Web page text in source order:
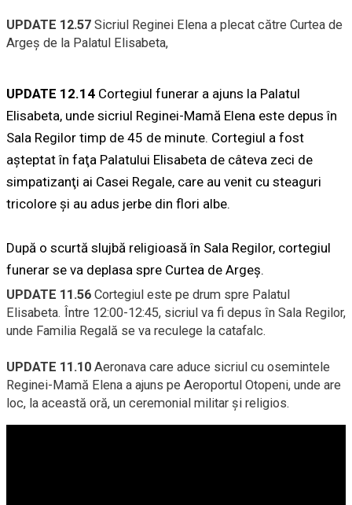
UPDATE 12.57 Sicriul Reginei Elena a plecat către Curtea de
Argeș de la Palatul Elisabeta,
UPDATE 12.14 Cortegiul funerar a ajuns la Palatul
Elisabeta, unde sicriul Reginei-Mamă Elena este depus în
Sala Regilor timp de 45 de minute. Cortegiul a fost
aşteptat în faţa Palatului Elisabeta de câteva zeci de
simpatizanţi ai Casei Regale, care au venit cu steaguri
tricolore și au adus jerbe din flori albe.
După o scurtă slujbă religioasă în Sala Regilor, cortegiul
funerar se va deplasa spre Curtea de Argeş.
UPDATE 11.56 Cortegiul este pe drum spre Palatul
Elisabeta. Între 12:00-12:45, sicriul va fi depus în Sala Regilor,
unde Familia Regală se va reculege la catafalc.
UPDATE 11.10 Aeronava care aduce sicriul cu osemintele
Reginei-Mamă Elena a ajuns pe Aeroportul Otopeni, unde are
loc, la această oră, un ceremonial militar și religios.